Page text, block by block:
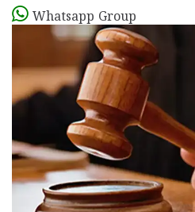
Whatsapp Group